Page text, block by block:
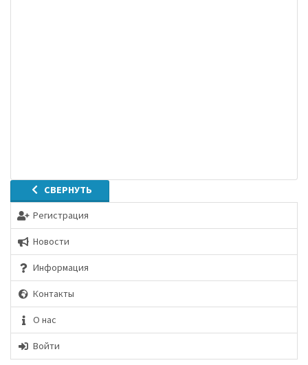
СВЕРНУТЬ
Регистрация
Новости
Информация
Контакты
О нас
Войти